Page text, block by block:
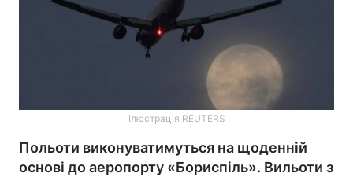
Ілюстрація REUTERS
Польоти виконуватимуться на щоденній
основі до аеропорту «Бориспіль». Вильоти з